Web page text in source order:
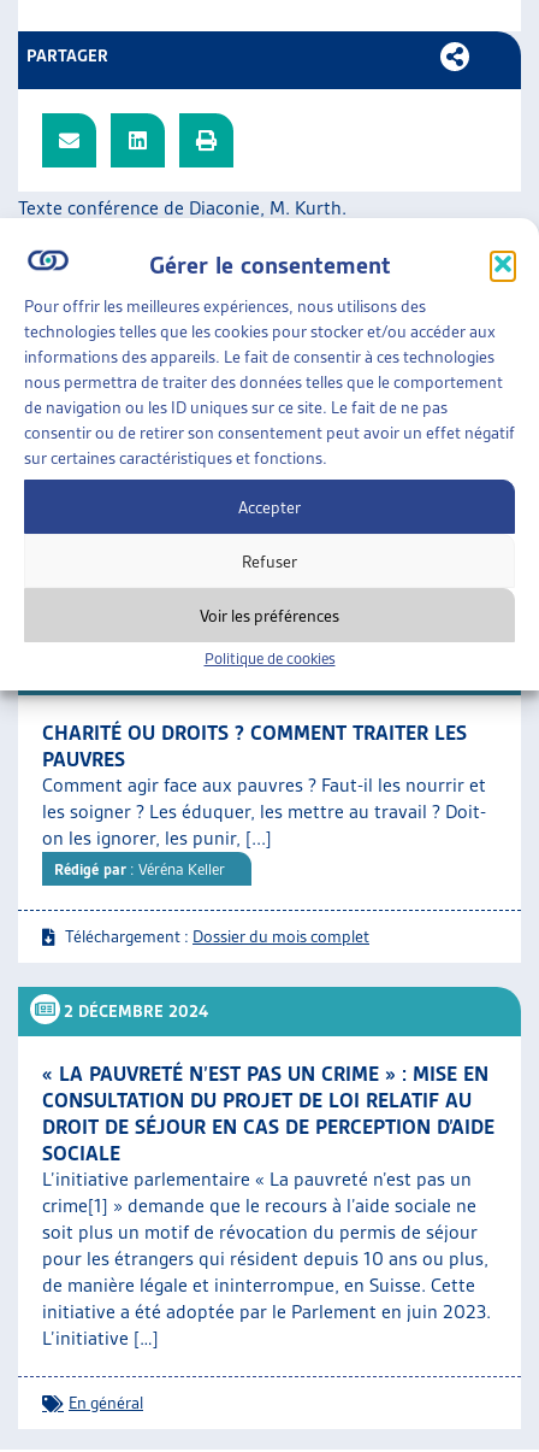
Gérer le consentement
Pour offrir les meilleures expériences, nous utilisons des
technologies telles que les cookies pour stocker et/ou accéder aux
informations des appareils. Le fait de consentir à ces technologies
nous permettra de traiter des données telles que le comportement
de navigation ou les ID uniques sur ce site. Le fait de ne pas
consentir ou de retirer son consentement peut avoir un effet négatif
sur certaines caractéristiques et fonctions.
Accepter
Refuser
Voir les préférences
Politique de cookies
Texte conférence de Diaconie, M. Kurth.
DOSSIER DU MOIS
LA PAUVRETÉ EN HÉRITAGE : UNE FATALITÉ ?
DONNER UNE PLACE AUX ENFANTS À L’AIDE
SOCIALE
Un tiers des bénéficiaires de l’aide sociale sont des
enfants : c’est le groupe démographique le plus
nombreux dans le dispositif. Ces derniers ont, par [...]
: Sylvia Garcia Delahaye | Caroline Dubath | Elena
CHARITÉ OU DROITS ? COMMENT TRAITER LES
PAUVRES
Comment agir face aux pauvres ? Faut-il les nourrir et
les soigner ? Les éduquer, les mettre au travail ? Doit-
on les ignorer, les punir, [...]
Rédigé par : Véréna Keller
Téléchargement : Dossier du mois complet
2 DÉCEMBRE 2024
« LA PAUVRETÉ N’EST PAS UN CRIME » : MISE EN
CONSULTATION DU PROJET DE LOI RELATIF AU
DROIT DE SÉJOUR EN CAS DE PERCEPTION D’AIDE
SOCIALE
L’initiative parlementaire « La pauvreté n’est pas un
crime[1] » demande que le recours à l’aide sociale ne
soit plus un motif de révocation du permis de séjour
pour les étrangers qui résident depuis 10 ans ou plus,
de manière légale et ininterrompue, en Suisse. Cette
initiative a été adoptée par le Parlement en juin 2023.
L’initiative […]
En général
PARTAGER